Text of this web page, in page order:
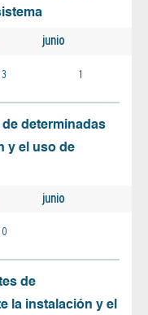
junio
3 1
determinadas
y el uso de
junio
0
de
la instalación y el